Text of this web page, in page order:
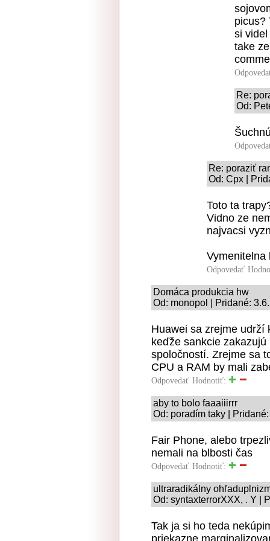
picus?
si
take
Re:
Od:
Re: poraziť
Od: Cpx |
Toto ta
Vidno ze
najvacsi
Vymenitelna
Odpovedať
Domáca produkcia hw
Od: monopol | Pridané:
Huawei sa zrejme udrží
keďže sankcie
spoločností. Zrejme sa
CPU a RAM by mali
Odpovedať Hodnotiť:
aby to bolo faaaiiirrr
Od: poradím taky |
Fair Phone, alebo
nemali na blbosti čas
Odpovedať Hodnotiť:
ultraradikálny
Od: syntaxterrorXXX, . Y |
Tak ja si ho teda
priekazne